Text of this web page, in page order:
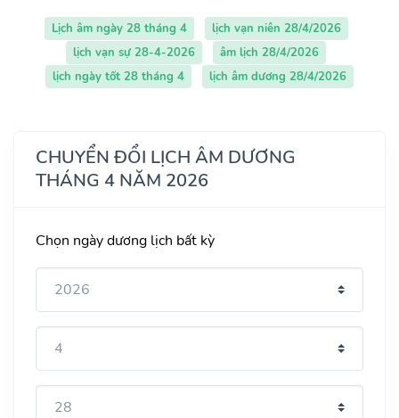
Lịch âm ngày 28 tháng 4
lịch vạn niên 28/4/2026
lịch vạn sự 28-4-2026
âm lịch 28/4/2026
lịch ngày tốt 28 tháng 4
lịch âm dương 28/4/2026
CHUYỂN ĐỔI LỊCH ÂM DƯƠNG
THÁNG 4 NĂM 2026
Chọn ngày dương lịch bất kỳ